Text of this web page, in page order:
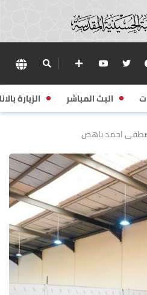
البث المباشر الزيارة
احمد باهض